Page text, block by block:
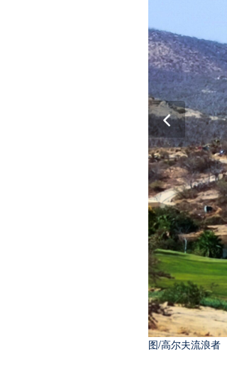
图/高尔夫流浪者
图/高尔夫流浪者